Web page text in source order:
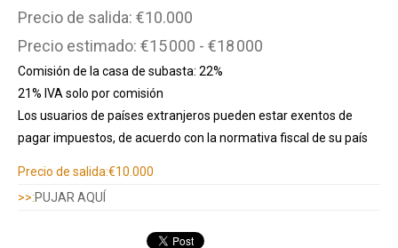
Precio de salida: €10.000
Precio estimado: €15 000 - €18 000
Comisión de la casa de subasta: 22%
21% IVA solo por comisión
Los usuarios de países extranjeros pueden estar exentos de
pagar impuestos, de acuerdo con la normativa fiscal de su país
Precio de salida:€10.000
>>:PUJAR AQUÍ